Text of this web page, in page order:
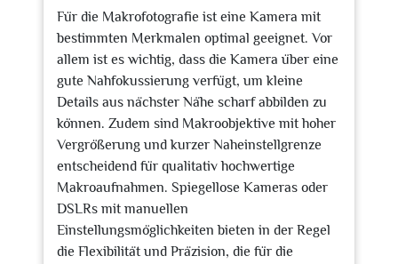
Für die Makrofotografie ist eine Kamera mit
bestimmten Merkmalen optimal geeignet. Vor
allem ist es wichtig, dass die Kamera über eine
gute Nahfokussierung verfügt, um kleine
Details aus nächster Nähe scharf abbilden zu
können. Zudem sind Makroobjektive mit hoher
Vergrößerung und kurzer Naheinstellgrenze
entscheidend für qualitativ hochwertige
Makroaufnahmen. Spiegellose Kameras oder
DSLRs mit manuellen
Einstellungsmöglichkeiten bieten in der Regel
die Flexibilität und Präzision, die für die